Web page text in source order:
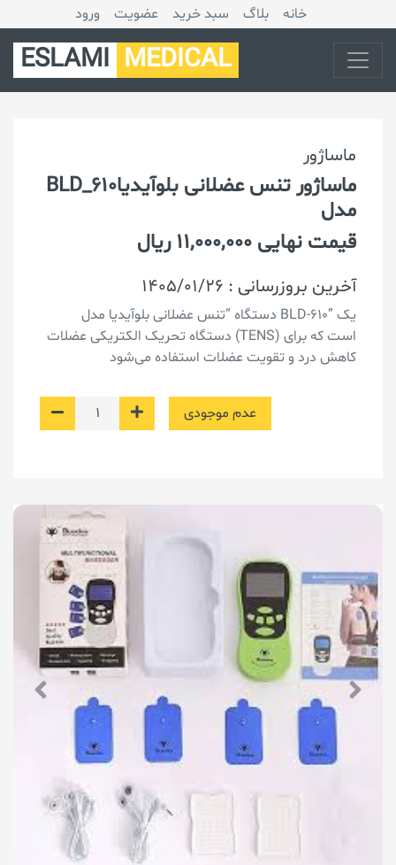
ورود عضویت سبد خرید بلاگ خانه
ESLAMI MEDICAL
ماساژور
BLD_610ماساژور تنس عضلانی بلوآیدیا
مدل
قیمت نهایی 11,000,000 ریال
آخرین بروزرسانی : 1405/01/26
دستگاه “تنس عضلانی بلوآیدیا مدل BLD-610” یک
دستگاه تحریک الکتریکی عضلات (TENS) است که برای
کاهش درد و تقویت عضلات استفاده می‌شود
عدم موجودی